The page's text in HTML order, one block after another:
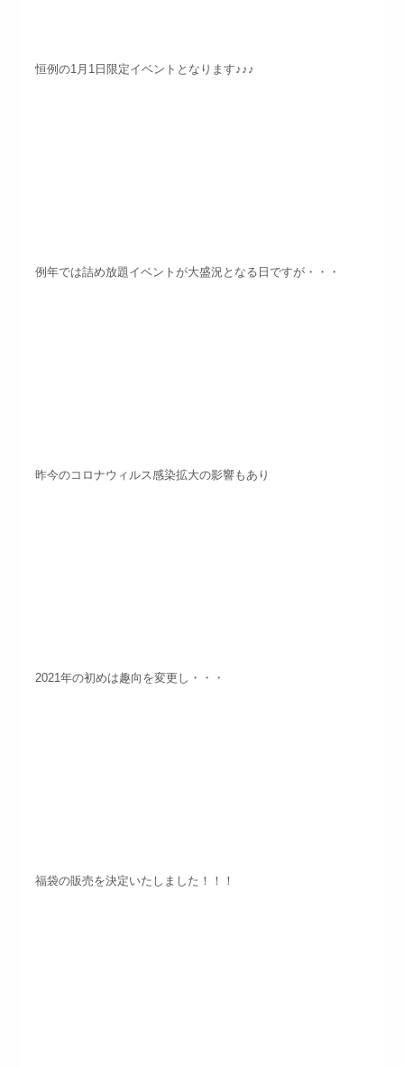
恒例の1月1日限定イベントとなります♪♪♪
例年では詰め放題イベントが大盛況となる日ですが・・・
昨今のコロナウィルス感染拡大の影響もあり
2021年の初めは趣向を変更し・・・
福袋の販売を決定いたしました！！！